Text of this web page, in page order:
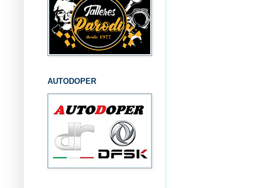
AUTODOPER